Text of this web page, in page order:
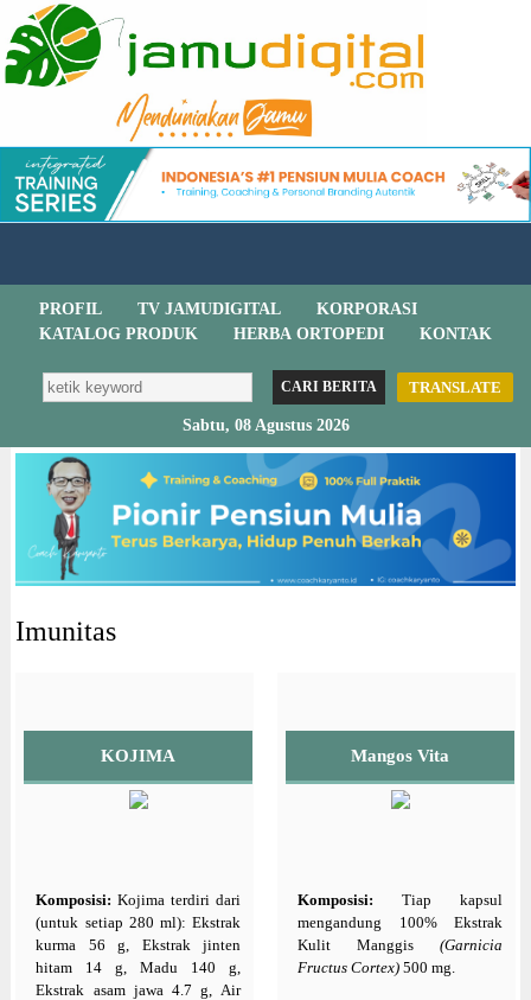
PROFIL TV JAMUDIGITAL
KORPORASI
KATALOG PRODUK
HERBA ORTOPEDI KONTAK
TRANSLATE
Sabtu, 08 Agustus 2026
Imunitas
KOJIMA
Komposisi: Kojima terdiri dari
(untuk setiap 280 ml): Ekstrak
kurma 56 g, Ekstrak jinten
hitam 14 g, Madu 140 g,
Ekstrak asam jawa 4.7 g, Air
Mangos Vita
Komposisi: Tiap kapsul
mengandung 100% Ekstrak
Kulit Manggis(Garnicia
Fructus Cortex) 500 mg.